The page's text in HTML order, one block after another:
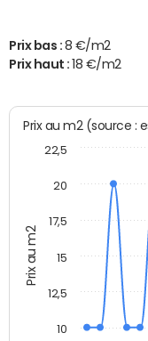
Prix bas : 8 €/m2
Prix haut :18 €/m2
Prix au m2
Prix au m2 (source :
10
12,5
15
17,5
20
22,5